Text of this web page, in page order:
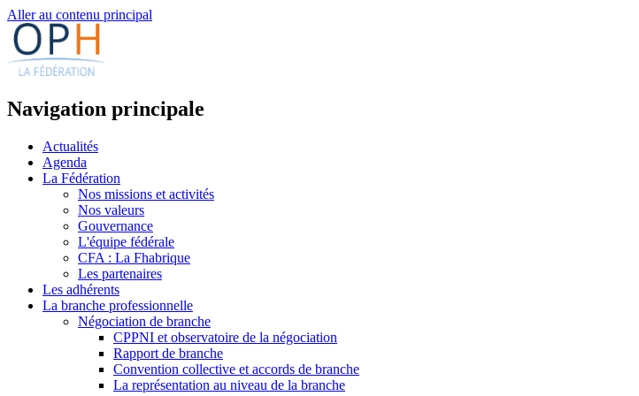
Aller au contenu principal
Navigation principale
Actualités
Agenda
La Fédération
Nos missions et activités
Nos valeurs
Gouvernance
L'équipe fédérale
CFA : La Fhabrique
Les partenaires
Les adhérents
La branche professionnelle
Négociation de branche
CPPNI et observatoire de la négociation
Rapport de branche
Convention collective et accords de branche
La représentation au niveau de la branche